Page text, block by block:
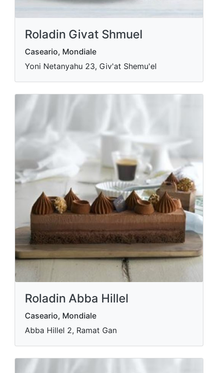
Roladin Givat Shmuel
Caseario, Mondiale
Yoni Netanyahu 23, Giv'at Shemu'el
Roladin Abba Hillel
Caseario, Mondiale
Abba Hillel 2, Ramat Gan